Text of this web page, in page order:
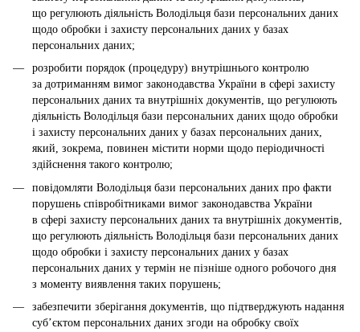
що регулюють діяльність Володільця бази персональних даних
щодо обробки і захисту персональних даних у базах
персональних даних;
розробити порядок (процедуру) внутрішнього контролю
за дотриманням вимог законодавства України в сфері захисту
персональних даних та внутрішніх документів, що регулюють
діяльність Володільця бази персональних даних щодо обробки
і захисту персональних даних у базах персональних даних,
який, зокрема, повинен містити норми щодо періодичності
здійснення такого контролю;
повідомляти Володільця бази персональних даних про факти
порушень співробітниками вимог законодавства України
в сфері захисту персональних даних та внутрішніх документів,
що регулюють діяльність Володільця бази персональних даних
щодо обробки і захисту персональних даних у базах
персональних даних у термін не пізніше одного робочого дня
з моменту виявлення таких порушень;
забезпечити зберігання документів, що підтверджують надання
суб’єктом персональних даних згоди на обробку своїх